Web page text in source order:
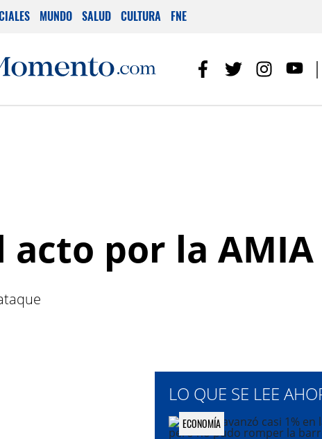
MUNDO SALUD CULTURA FNE
por la AMIA
LO QUE SE LEE
ECONOMÍA